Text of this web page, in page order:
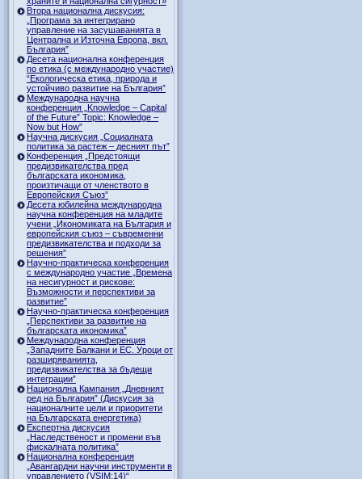
Втора национална дискусия:
„Програма за интегрирано
управление на засушаванията в
Централна и Източна Европа, вкл.
България”
Десета национална конференция
по етика (с международно участие)
“Екологическа етика, природа и
устойчиво развитие на България”
Международна научна
конференция „Knowledge – Capital
of the Future” Topic: Knowledge –
Now but How”
Научна дискусия „Социалната
политика за растеж – десният път”
Конференция „Предстоящи
предизвикателства пред
българската икономика,
произтичащи от членството в
Европейския Съюз”
Десета юбилейна международна
научна конференция на младите
учени „Икономиката на България и
европейския съюз – съвременни
предизвикателства и подходи за
решения”
Научно-практическа конференция
с международно участие „Времена
на несигурност и рискове:
Възможности и перспективи за
развитие”
Научно-практическа конференция
„Перспективи за развитие на
българската икономика”
Международна конференция
„Западните Балкани и ЕС. Уроци от
разширяванията,
предизвикателства за бъдещи
интеграции”
Национална Кампания „Дневният
ред на България” (Дискусия за
националните цели и приоритети
на Българската енергетика)
Експертна дискусия
„Наследственост и промени във
фискалната политика”
Национална конференция
„Авангардни научни инструменти в
управлението (VSIM:14)“